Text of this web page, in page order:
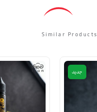
Similar Products
جدید